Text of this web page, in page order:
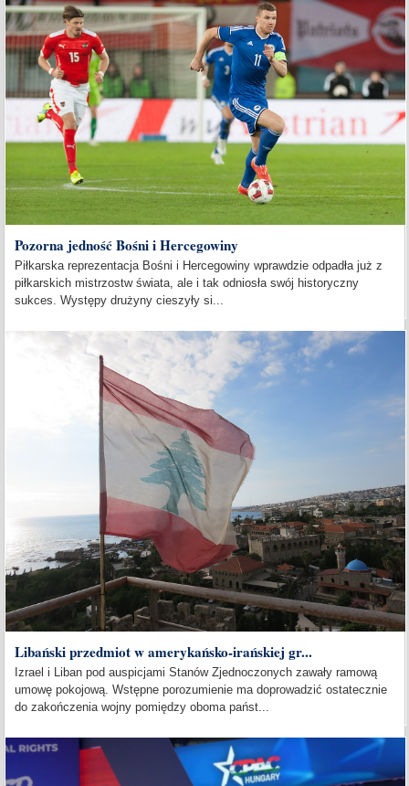
Pozorna jedność Bośni i Hercegowiny
Piłkarska reprezentacja Bośni i Hercegowiny wprawdzie odpadła już z
piłkarskich mistrzostw świata, ale i tak odniosła swój historyczny
sukces. Występy drużyny cieszyły si...
Libański przedmiot w amerykańsko-irańskiej gr...
Izrael i Liban pod auspicjami Stanów Zjednoczonych zawały ramową
umowę pokojową. Wstępne porozumienie ma doprowadzić ostatecznie
do zakończenia wojny pomiędzy oboma państ...